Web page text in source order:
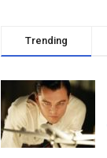
Trending